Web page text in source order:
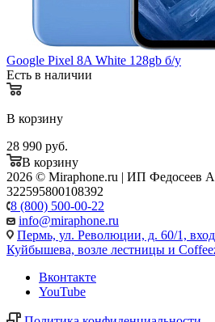
Google Pixel 8A White 128gb б/у
Есть в наличии
В корзину
28 990 руб.
В корзину
2026 © Miraphone.ru | ИП
322595800108392
8 (800) 500-00-22
info@miraphone.ru
Пермь, ул. Революции, д. 60/1,
Куйбышева, возле лестницы и
Вконтакте
YouTube